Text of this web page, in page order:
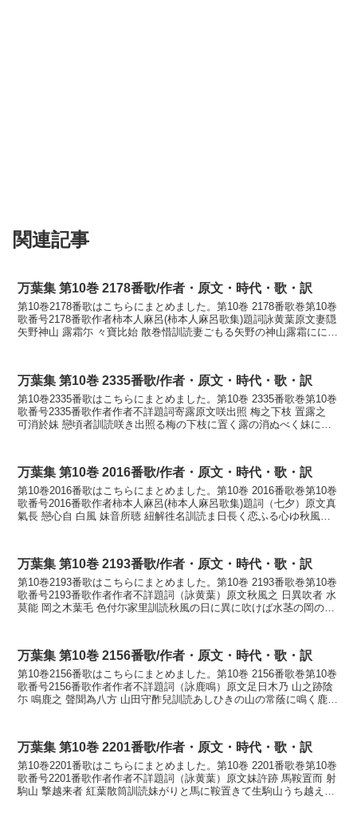
関連記事
万葉集 第10巻 2178番歌/作者・原文・時代・歌・訳
第10巻2178番歌はこちらにまとめました。第10巻 2178番歌巻第10巻
歌番号2178番歌作者柿本人麻呂(柿本人麻呂歌集)題詞詠黄葉原文妻隠
矢野神山 露霜尓 々寶比始 散巻惜訓読妻ごもる矢野の神山露霜ににほ
万葉集 第10巻 2335番歌/作者・原文・時代・歌・訳
第10巻2335番歌はこちらにまとめました。第10巻 2335番歌巻第10巻
歌番号2335番歌作者作者不詳題詞寄露原文咲出照 梅之下枝 置露之
可消於妹 戀頃者訓読咲き出照る梅の下枝に置く露の消ぬべく妹に恋
万葉集 第10巻 2016番歌/作者・原文・時代・歌・訳
第10巻2016番歌はこちらにまとめました。第10巻 2016番歌巻第10巻
歌番号2016番歌作者柿本人麻呂(柿本人麻呂歌集)題詞（七夕）原文真
氣長 戀心自 白風 妹音所聴 紐解徃名訓読ま日長く恋ふる心ゆ秋風に
万葉集 第10巻 2193番歌/作者・原文・時代・歌・訳
第10巻2193番歌はこちらにまとめました。第10巻 2193番歌巻第10巻
歌番号2193番歌作者作者不詳題詞（詠黄葉）原文秋風之 日異吹者 水
莫能 岡之木葉毛 色付尓家里訓読秋風の日に異に吹けば水茎の岡の木
万葉集 第10巻 2156番歌/作者・原文・時代・歌・訳
第10巻2156番歌はこちらにまとめました。第10巻 2156番歌巻第10巻
歌番号2156番歌作者作者不詳題詞（詠鹿鳴）原文足日木乃 山之跡陰
尓 鳴鹿之 聲聞為八方 山田守酢兒訓読あしひきの山の常蔭に鳴く鹿の
万葉集 第10巻 2201番歌/作者・原文・時代・歌・訳
第10巻2201番歌はこちらにまとめました。第10巻 2201番歌巻第10巻
歌番号2201番歌作者作者不詳題詞（詠黄葉）原文妹許跡 馬鞍置而 射
駒山 撃越来者 紅葉散筒訓読妹がりと馬に鞍置きて生駒山うち越え来